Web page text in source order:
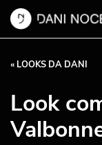
« LOOKS DA DANI
Look